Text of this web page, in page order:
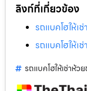
ลิงก์ที่เกี่ยวข้อง
รถแบคโฮให้เ
รถแบคโฮให้เ
รถแบคโฮให้เช่าห้ว